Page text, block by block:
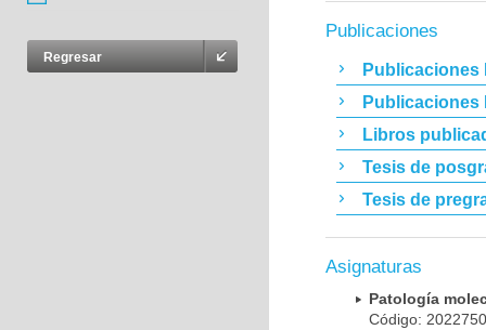
Regresar
Publicaciones
Publicaciones
Publicaciones
Libros
Tesis de
Tesis de
Asignaturas
Patología
Código: